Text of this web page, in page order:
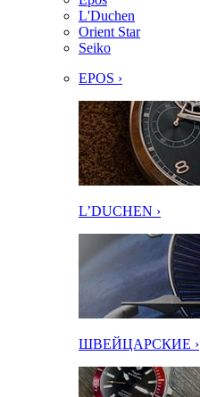
L'Duchen
Orient Star
Seiko
EPOS ›
L’DUCHEN ›
ШВЕЙЦАРСКИЕ ›